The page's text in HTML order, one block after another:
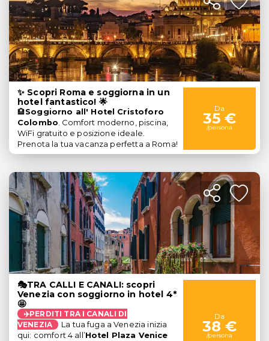
✨ Scopri Roma e soggiorna in un
hotel fantastico! 🌟
🏨Soggiorno all' Hotel Cristoforo
Colombo. Comfort moderno, piscina,
WiFi gratuito e posizione ideale.
Prenota la tua vacanza perfetta a Roma!
Da
35 €
/persona
🎭TRA CALLI E CANALI: scopri
Venezia con soggiorno in hotel 4*
🤩
✈️PERDITI TRA I CANALI DI
VENEZIA
La tua fuga a Venezia inizia
qui: comfort 4 all’Hotel Plaza Venice
Da
38 €
/persona